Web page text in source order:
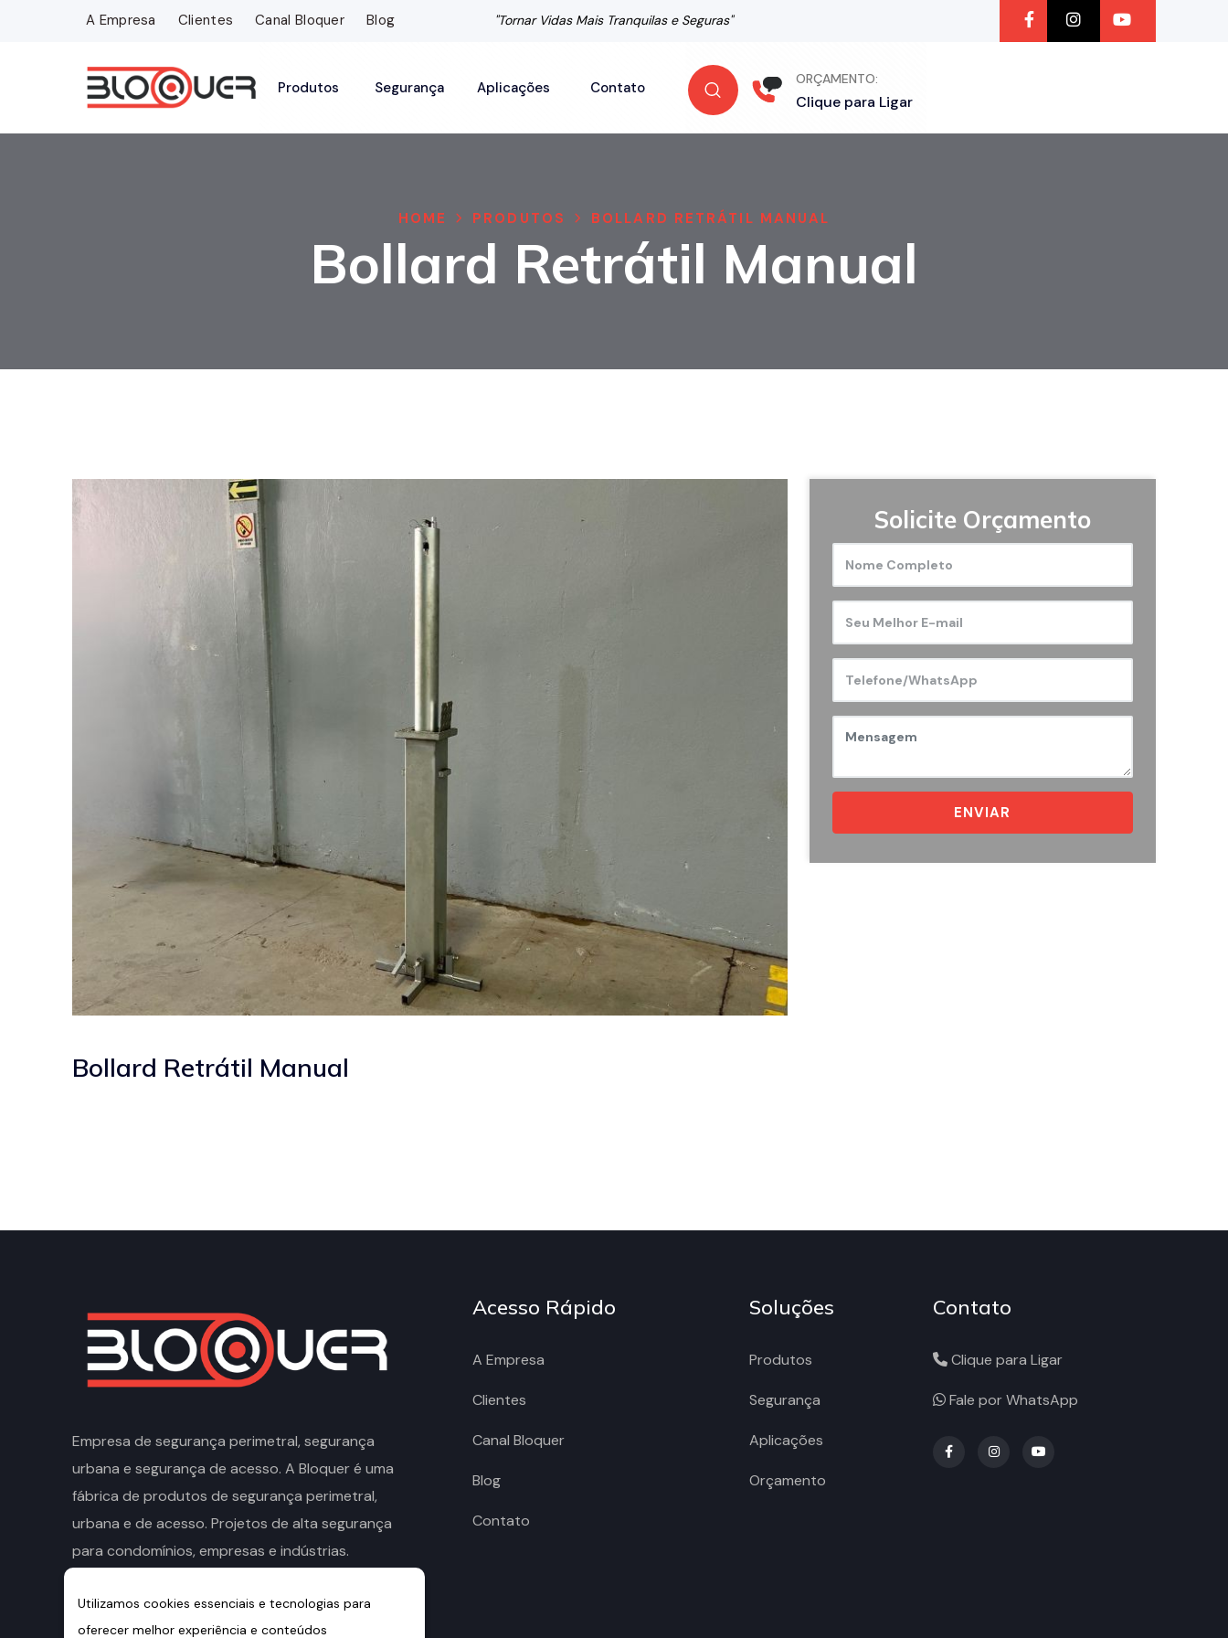
A Empresa Clientes Canal Bloquer Blog "Tornar Vidas Mais Tranquilas e Seguras"
Produtos Segurança Aplicações Contato
ORÇAMENTO:
Clique para Ligar
HOME PRODUTOS BOLLARD RETRÁTIL MANUAL
Bollard Retrátil Manual
Bollard Retrátil Manual
Solicite Orçamento
ENVIAR
Empresa de segurança perimetral, segurança
urbana e segurança de acesso. A Bloquer é uma
fábrica de produtos de segurança perimetral,
urbana e de acesso. Projetos de alta segurança
para condomínios, empresas e indústrias.
Berta. Porto Alegre/RS. CEP: 90.660-110.
Acesso Rápido
A Empresa
Clientes
Canal Bloquer
Blog
Contato
Soluções
Produtos
Segurança
Aplicações
Orçamento
Contato
Clique para Ligar
Fale por WhatsApp
Utilizamos cookies essenciais e tecnologias para
oferecer melhor experiência e conteúdos